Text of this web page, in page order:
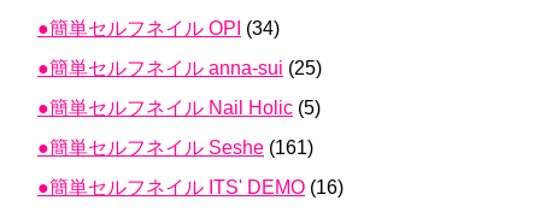
●簡単セルフネイル OPI (34)
●簡単セルフネイル anna-sui (25)
●簡単セルフネイル Nail Holic (5)
●簡単セルフネイル Seshe (161)
●簡単セルフネイル ITS' DEMO (16)